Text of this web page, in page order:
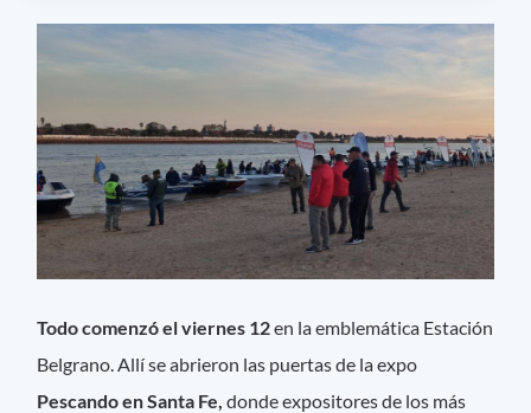
Todo comenzó el viernes 12en la emblemática Estación
Belgrano. Allí se abrieron las puertas de la expo
Pescando en Santa Fe,donde expositores de los más